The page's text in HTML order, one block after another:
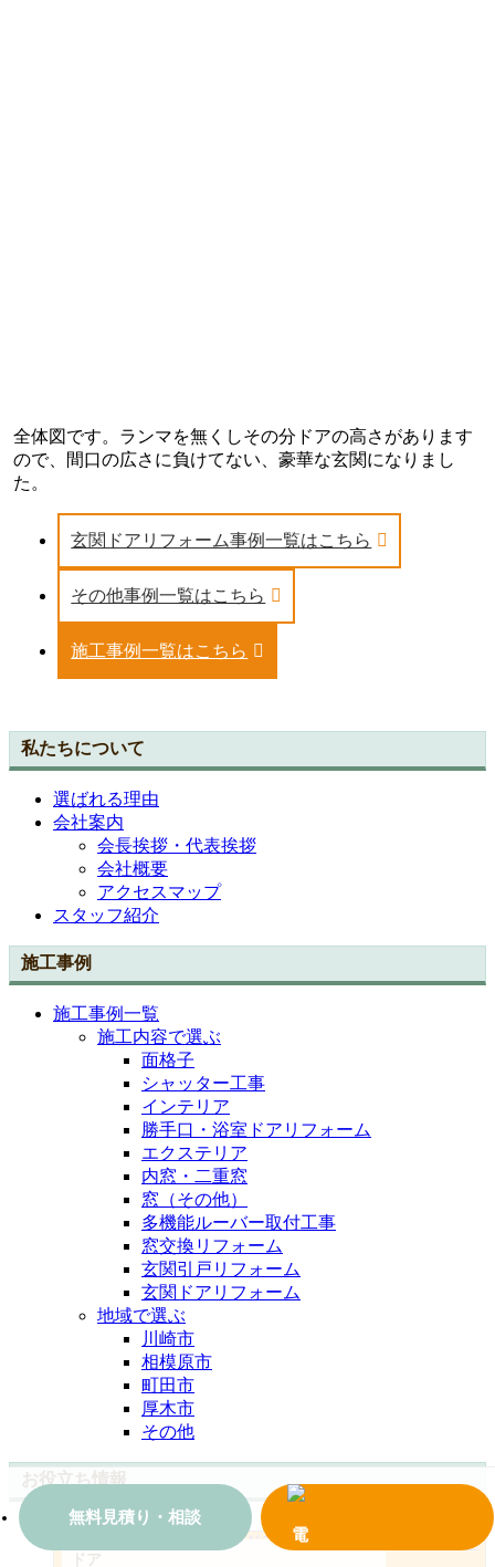
無料見積り・相談
全体図です。ランマを無くしその分ドアの高さがあります
ので、間口の広さに負けてない、豪華な玄関になりまし
た。
玄関ドアリフォーム事例一覧はこちら
その他事例一覧はこちら
施工事例一覧はこちら
私たちについて
選ばれる理由
会社案内
会長挨拶・代表挨拶
会社概要
アクセスマップ
スタッフ紹介
施工事例
施工事例一覧
施工内容で選ぶ
面格子
シャッター工事
インテリア
勝手口・浴室ドアリフォーム
エクステリア
内窓・二重窓
窓（その他）
多機能ルーバー取付工事
窓交換リフォーム
玄関引戸リフォーム
玄関ドアリフォーム
地域で選ぶ
川崎市
相模原市
町田市
厚木市
その他